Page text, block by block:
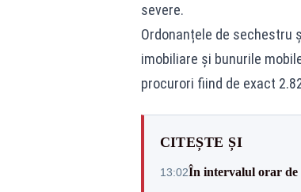
severe.
Ordonanțele de sechestru
imobiliare și bunurile
procurori fiind de exact
CITEȘTE ȘI
13:02În intervalul orar de